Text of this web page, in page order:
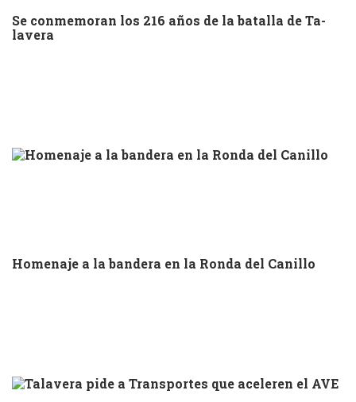
Se conmemoran los 216 años de la batalla de Ta-
lavera
Homenaje a la bandera en la Ronda del Canillo